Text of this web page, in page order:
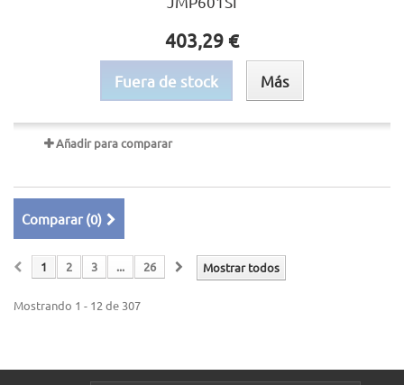
403,29 €
Fuera de stock Más
Añadir para comparar
Comparar (0)
Mostrar todos
1 2 3 ... 26
Mostrando 1 - 12 de 307